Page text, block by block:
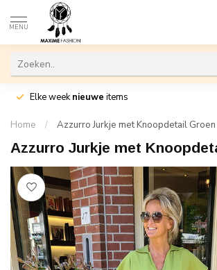
MENU
Elke weeknieuwe items
Home / Azzurro Jurkje met Knoopdetail Groen
Azzurro Jurkje met